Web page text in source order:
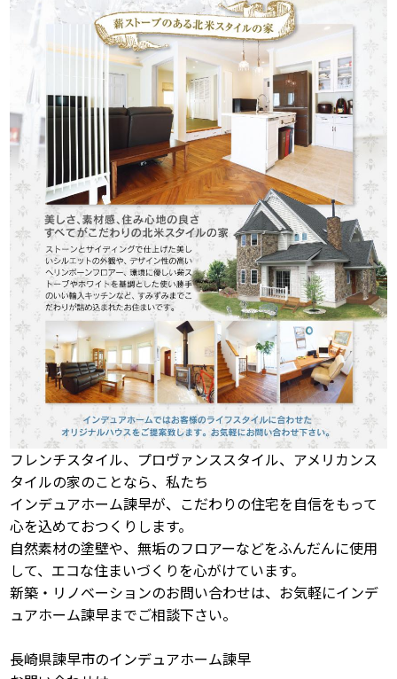
フレンチスタイル、プロヴァンススタイル、アメリカンス
タイルの家のことなら、私たち
インデュアホーム諫早が、こだわりの住宅を自信をもって
心を込めておつくりします。
自然素材の塗壁や、無垢のフロアーなどをふんだんに使用
して、エコな住まいづくりを心がけています。
新築・リノベーションのお問い合わせは、お気軽にインデ
ュアホーム諫早までご相談下さい。
長崎県諫早市のインデュアホーム諫早